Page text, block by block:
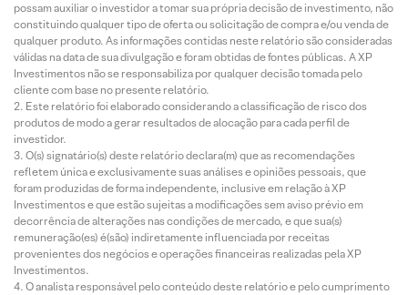
possam auxiliar o investidor a tomar sua própria decisão de investimento, não
constituindo qualquer tipo de oferta ou solicitação de compra e/ou venda de
qualquer produto. As informações contidas neste relatório são consideradas
válidas na data de sua divulgação e foram obtidas de fontes públicas. A XP
Investimentos não se responsabiliza por qualquer decisão tomada pelo
cliente com base no presente relatório.
Este relatório foi elaborado considerando a classificação de risco dos
produtos de modo a gerar resultados de alocação para cada perfil de
investidor.
O(s) signatário(s) deste relatório declara(m) que as recomendações
refletem única e exclusivamente suas análises e opiniões pessoais, que
foram produzidas de forma independente, inclusive em relação à XP
Investimentos e que estão sujeitas a modificações sem aviso prévio em
decorrência de alterações nas condições de mercado, e que sua(s)
remuneração(es) é(são) indiretamente influenciada por receitas
provenientes dos negócios e operações financeiras realizadas pela XP
Investimentos.
O analista responsável pelo conteúdo deste relatório e pelo cumprimento